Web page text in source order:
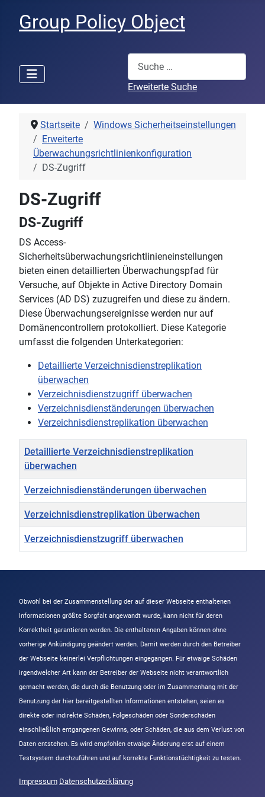
Group Policy Object
Suchen
Erweiterte Suche
Startseite
Windows Sicherheitseinstellungen
Erweiterte
Überwachungsrichtlinienkonfiguration
DS-Zugriff
DS-Zugriff
DS-Zugriff
DS Access-
Sicherheitsüberwachungsrichtlinieneinstellungen
bieten einen detaillierten Überwachungspfad für
Versuche, auf Objekte in Active Directory Domain
Services (AD DS) zuzugreifen und diese zu ändern.
Diese Überwachungsereignisse werden nur auf
Domänencontrollern protokolliert. Diese Kategorie
umfasst die folgenden Unterkategorien:
Detaillierte Verzeichnisdienstreplikation
überwachen
Verzeichnisdienstzugriff überwachen
Verzeichnisdienständerungen überwachen
Verzeichnisdienstreplikation überwachen
Titel
Detaillierte Verzeichnisdienstreplikation
überwachen
Verzeichnisdienständerungen überwachen
Verzeichnisdienstreplikation überwachen
Verzeichnisdienstzugriff überwachen
Obwohl bei der Zusammenstellung der auf dieser Webseite enthaltenen
Informationen größte Sorgfalt angewandt wurde, kann nicht für deren
Korrektheit garantieren werden. Die enthaltenen Angaben können ohne
vorherige Ankündigung geändert werden. Damit werden durch den Betreiber
der Webseite keinerlei Verpflichtungen eingegangen. Für etwaige Schäden
irgendwelcher Art kann der Betreiber der Webseite nicht verantwortlich
gemacht werden, die durch die Benutzung oder im Zusammenhang mit der
Benutzung der hier bereitgestellten Informationen entstehen, seien es
direkte oder indirekte Schäden, Folgeschäden oder Sonderschäden
einschließlich entgangenen Gewinns, oder Schäden, die aus dem Verlust von
Daten entstehen. Es wird empfohlen etwaige Änderung erst auf einem
Testsystem durchzuführen und auf korrekte Funktionstüchtigkeit zu testen.
Impressum Datenschutzerklärung